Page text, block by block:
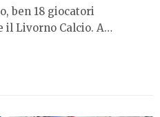
ben 18 giocatori
il Livorno Calcio. A…